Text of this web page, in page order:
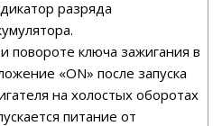
разряда
повороте ключа зажигания в
«ON» после запуска
на холостых оборотах
питание от